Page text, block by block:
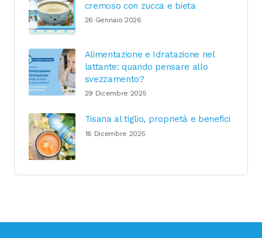
cremoso con zucca e bieta
26 Gennaio 2026
Alimentazione e Idratazione nel
lattante: quando pensare allo
svezzamento?
29 Dicembre 2025
Tisana al tiglio, proprietà e benefici
16 Dicembre 2025